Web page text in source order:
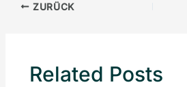
ZURÜCK
Related Posts